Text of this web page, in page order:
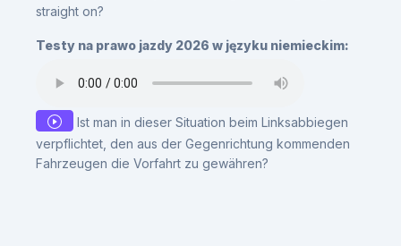
straight on?
Testy na prawo jazdy 2026 w języku niemieckim:
Ist man in dieser Situation beim Linksabbiegen
verpflichtet, den aus der Gegenrichtung kommenden
Fahrzeugen die Vorfahrt zu gewähren?